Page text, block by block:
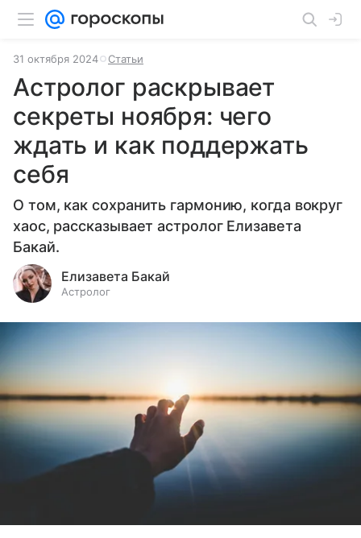
31 октября 2024 Статьи
Астролог раскрывает
секреты ноября: чего
ждать и как поддержать
себя
О том, как сохранить гармонию, когда вокруг
хаос, рассказывает астролог Елизавета
Бакай.
Елизавета Бакай
Астролог